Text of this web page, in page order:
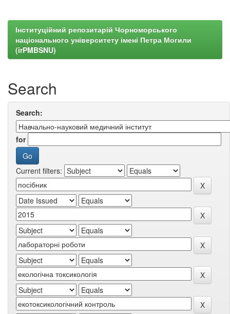
Інституційний репозитарій Чорноморського
національного університету імені Петра Могили
(irPMBSNU)
Search
Search:
for
Current filters: